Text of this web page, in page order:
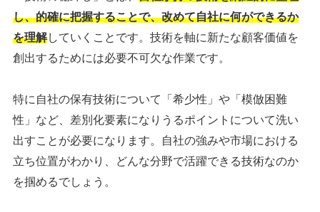
し、的確に把握することで、改めて自社に何ができるか
を理解していくことです。技術を軸に新たな顧客価値を
創出するためには必要不可欠な作業です。
特に自社の保有技術について「希少性」や「模倣困難
性」など、差別化要素になりうるポイントについて洗い
出すことが必要になります。自社の強みや市場における
立ち位置がわかり、どんな分野で活躍できる技術なのか
を掴めるでしょう。